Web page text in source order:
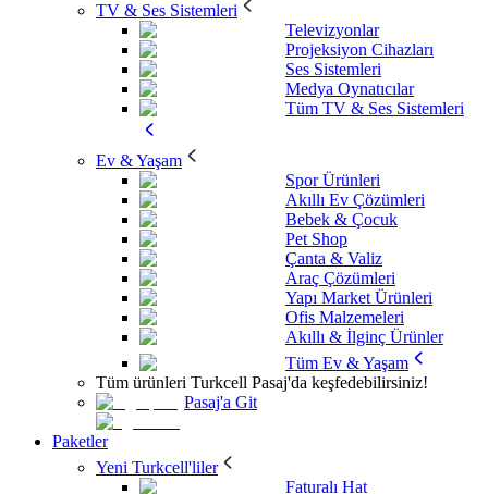
TV & Ses Sistemleri
Televizyonlar
Projeksiyon Cihazları
Ses Sistemleri
Medya Oynatıcılar
Tüm TV & Ses Sistemleri
Ev & Yaşam
Spor Ürünleri
Akıllı Ev Çözümleri
Bebek & Çocuk
Pet Shop
Çanta & Valiz
Araç Çözümleri
Yapı Market Ürünleri
Ofis Malzemeleri
Akıllı & İlginç Ürünler
Tüm Ev & Yaşam
Tüm ürünleri Turkcell Pasaj'da keşfedebilirsiniz!
Pasaj'a Git
Paketler
Yeni Turkcell'liler
Faturalı Hat